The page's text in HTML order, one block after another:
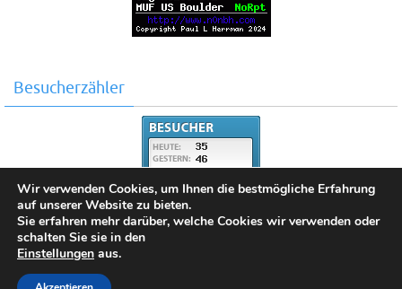
Besucherzähler
Wir verwenden Cookies, um Ihnen die bestmögliche Erfahrung
auf unserer Website zu bieten.
Sie erfahren mehr darüber, welche Cookies wir verwenden oder
schalten Sie sie in den
Einstellungen aus.